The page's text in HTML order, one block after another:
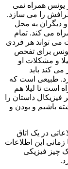
یونس همراه نمی
را می سازد.
دیگران به محل
می کند. تمام
می تواند هر فردی
یونس برای تفحص
و مشکلات او
کند باید
طبیعی است که
است تا لیلا هم
داستان را
باشیم و بودن و
در یک اتاق
این اطلاعات
چیز فیزیکی